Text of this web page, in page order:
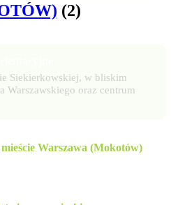
(2)
Siekierkowskiej, w bliskim
Warszawskiego oraz centrum
Warszawa (Mokotów)